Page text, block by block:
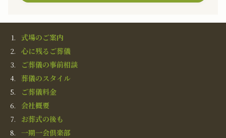
式場のご案内
心に残るご葬儀
ご葬儀の事前相談
葬儀のスタイル
ご葬儀料金
会社概要
お葬式の後も
一期一会倶楽部